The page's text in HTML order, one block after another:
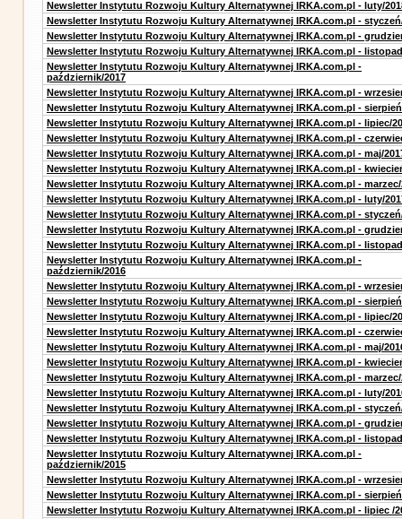
Newsletter Instytutu Rozwoju Kultury Alternatywnej IRKA.com.pl - luty/
Newsletter Instytutu Rozwoju Kultury Alternatywnej IRKA.com.pl -
Newsletter Instytutu Rozwoju Kultury Alternatywnej IRKA.com.pl -
Newsletter Instytutu Rozwoju Kultury Alternatywnej IRKA.com.pl -
Newsletter Instytutu Rozwoju Kultury Alternatywnej IRKA.com.pl -
październik/2017
Newsletter Instytutu Rozwoju Kultury Alternatywnej IRKA.com.pl -
Newsletter Instytutu Rozwoju Kultury Alternatywnej IRKA.com.pl -
Newsletter Instytutu Rozwoju Kultury Alternatywnej IRKA.com.pl - lipiec/
Newsletter Instytutu Rozwoju Kultury Alternatywnej IRKA.com.pl -
Newsletter Instytutu Rozwoju Kultury Alternatywnej IRKA.com.pl - maj/
Newsletter Instytutu Rozwoju Kultury Alternatywnej IRKA.com.pl -
Newsletter Instytutu Rozwoju Kultury Alternatywnej IRKA.com.pl - marzec/
Newsletter Instytutu Rozwoju Kultury Alternatywnej IRKA.com.pl - luty/
Newsletter Instytutu Rozwoju Kultury Alternatywnej IRKA.com.pl -
Newsletter Instytutu Rozwoju Kultury Alternatywnej IRKA.com.pl -
Newsletter Instytutu Rozwoju Kultury Alternatywnej IRKA.com.pl -
Newsletter Instytutu Rozwoju Kultury Alternatywnej IRKA.com.pl -
październik/2016
Newsletter Instytutu Rozwoju Kultury Alternatywnej IRKA.com.pl -
Newsletter Instytutu Rozwoju Kultury Alternatywnej IRKA.com.pl -
Newsletter Instytutu Rozwoju Kultury Alternatywnej IRKA.com.pl - lipiec/
Newsletter Instytutu Rozwoju Kultury Alternatywnej IRKA.com.pl -
Newsletter Instytutu Rozwoju Kultury Alternatywnej IRKA.com.pl - maj/
Newsletter Instytutu Rozwoju Kultury Alternatywnej IRKA.com.pl -
Newsletter Instytutu Rozwoju Kultury Alternatywnej IRKA.com.pl - marzec/
Newsletter Instytutu Rozwoju Kultury Alternatywnej IRKA.com.pl - luty/
Newsletter Instytutu Rozwoju Kultury Alternatywnej IRKA.com.pl -
Newsletter Instytutu Rozwoju Kultury Alternatywnej IRKA.com.pl -
Newsletter Instytutu Rozwoju Kultury Alternatywnej IRKA.com.pl -
Newsletter Instytutu Rozwoju Kultury Alternatywnej IRKA.com.pl -
październik/2015
Newsletter Instytutu Rozwoju Kultury Alternatywnej IRKA.com.pl -
Newsletter Instytutu Rozwoju Kultury Alternatywnej IRKA.com.pl -
Newsletter Instytutu Rozwoju Kultury Alternatywnej IRKA.com.pl - lipiec /